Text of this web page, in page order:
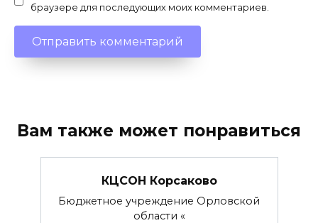
браузере для последующих моих комментариев.
Вам также может понравиться
КЦСОН Корсаково
Бюджетное учреждение Орловской
области «